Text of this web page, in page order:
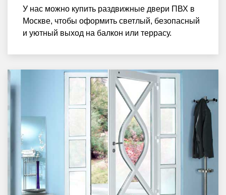
У нас можно купить раздвижные двери ПВХ в
Москве, чтобы оформить светлый, безопасный
и уютный выход на балкон или террасу.